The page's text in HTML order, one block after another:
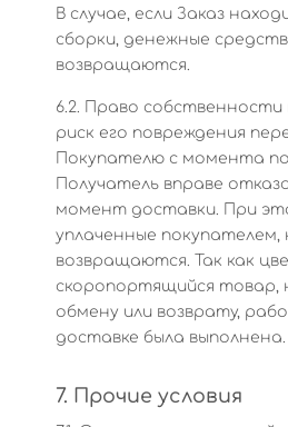
В случае, если Заказ
сборки, денежные
возвращаются.
6.2. Право собственности
риск его повреждения
Покупателю с момента
Получатель вправе
момент доставки. При
уплаченные покупателем,
возвращаются. Так как
скоропортящийся товар,
обмену или возврату,
доставке была выполнена.
7. Прочие условия